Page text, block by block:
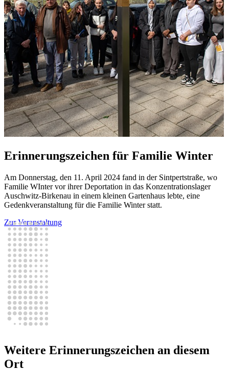
Erinnerungszeichen für Familie Winter
Am Donnerstag, den 11. April 2024 fand in der Sintpertstraße, wo
Familie WInter vor ihrer Deportation in das Konzentrationslager
Auschwitz-Birkenau in einem kleinen Gartenhaus lebte, eine
Gedenkveranstaltung für die Familie Winter statt.
Zur Veranstaltung
Weitere Erinnerungszeichen an diesem
Ort